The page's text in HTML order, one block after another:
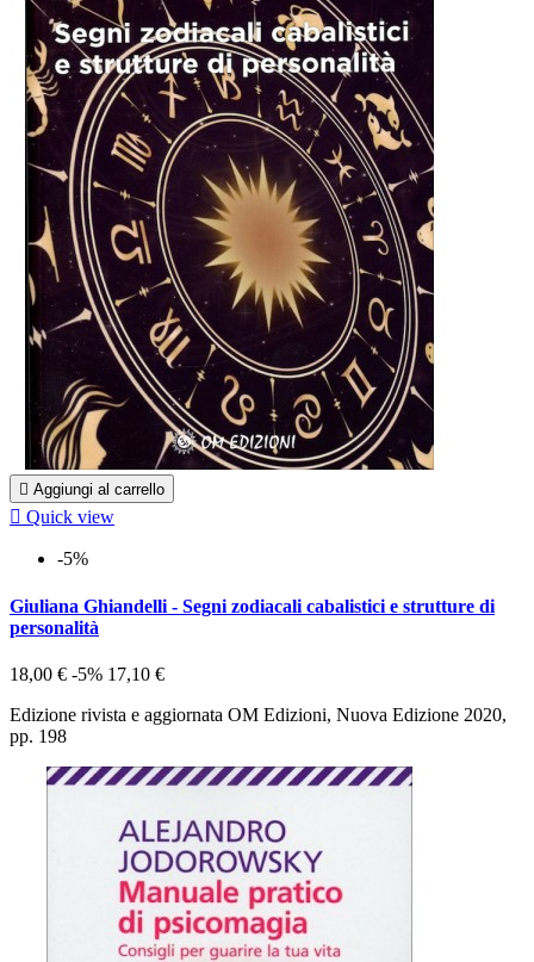
 Aggiungi al carrello
 Quick view
-5%
Giuliana Ghiandelli - Segni zodiacali cabalistici e strutture di
personalità
18,00 € -5% 17,10 €
Edizione rivista e aggiornata OM Edizioni, Nuova Edizione 2020,
pp. 198